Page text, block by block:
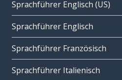
Sprachführer Englisch (US)
Sprachführer Englisch
Sprachführer Französisch
Sprachführer Italienisch